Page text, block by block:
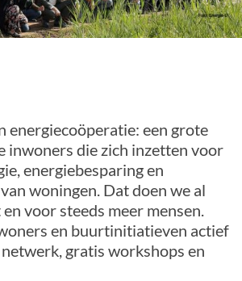
energiecoöperatie: een grote
inwoners die zich inzetten voor
energiebesparing en
woningen. Dat doen we al
voor steeds meer mensen.
en buurtinitiatieven actief
gratis workshops en